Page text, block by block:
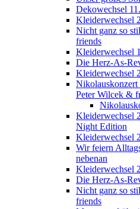
Dekowechsel
Kleiderwechsel
Nicht ganz so
friends
Kleiderwechsel
Die Herz-As-
Kleiderwechsel
Peter Wilcek &
Kleiderwechsel
Night Edition
Kleiderwechsel
Wir feiern
nebenan
Kleiderwechsel
Die Herz-As-
Nicht ganz so
friends